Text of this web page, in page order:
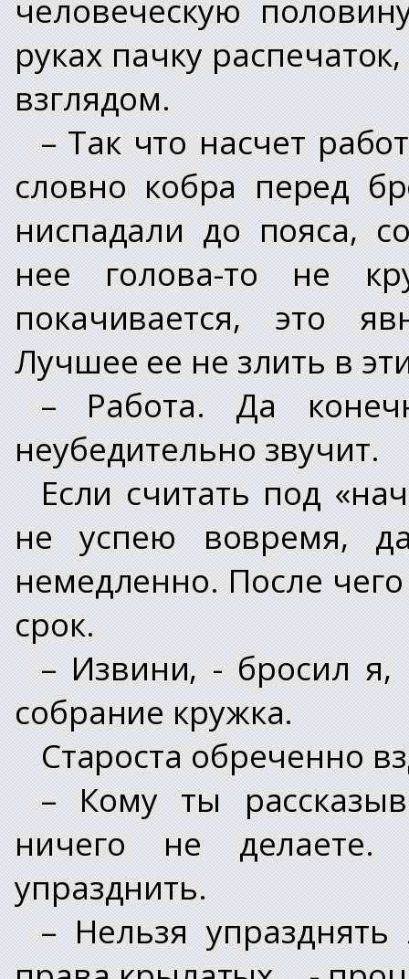
человеческую
руках пачку
взглядом.
– Так что насчет
словно кобра перед
ниспадали до пояса,
нее голова-то не
покачивается, это
Лучшее ее не злить в
– Работа. Да
неубедительно звучит.
Если считать под
не успею вовремя,
немедленно. После
срок.
– Извини, - бросил
собрание кружка.
Староста обреченно
– Кому ты
ничего не
упразднить.
– Нельзя